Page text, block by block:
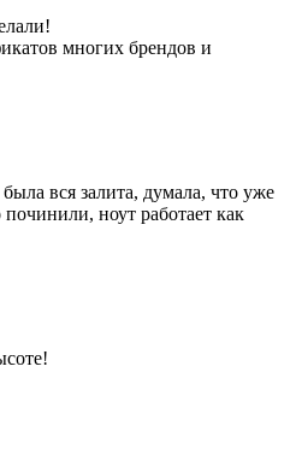
многих брендов и
вся залита, думала, что уже
ноут работает как